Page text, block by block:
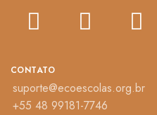
CONTATO
suporte@ecoescolas.org.br
+55 48 99181-7746